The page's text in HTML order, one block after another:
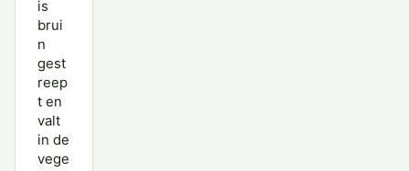
is
brui
n
gest
reep
t en
valt
in de
vege